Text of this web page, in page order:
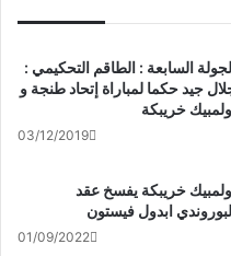
السابعة : الطاقم التحكيمي :
جيد حكما لمباراة إتحاد طنجة و
خريبكة
03/12/2019
خريبكة يفسخ عقد
ابدول فيستون
01/09/2022